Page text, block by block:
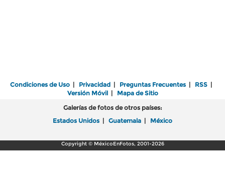
Condiciones de Uso | Privacidad | Preguntas Frecuentes | RSS |
Versión Móvil| Mapa de Sitio
Galerías de fotos de otros países:
Estados Unidos | Guatemala | México
Copyright © MéxicoEnFotos, 2001-2026